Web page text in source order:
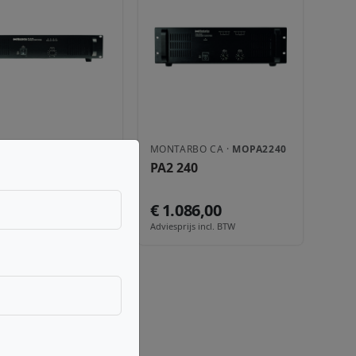
MONTARBO CA · MOPA2240
PA2 240
€ 1.086,00
Adviesprijs incl. BTW